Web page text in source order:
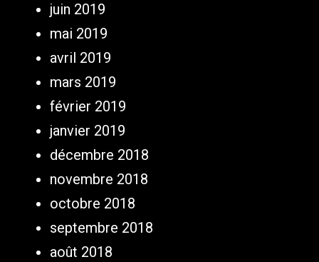
juin 2019
mai 2019
avril 2019
mars 2019
février 2019
janvier 2019
décembre 2018
novembre 2018
octobre 2018
septembre 2018
août 2018